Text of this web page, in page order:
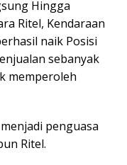
Hingga
Ritel, Kendaraan
naik Posisi
sebanyak
memperoleh
penguasa
Ritel.